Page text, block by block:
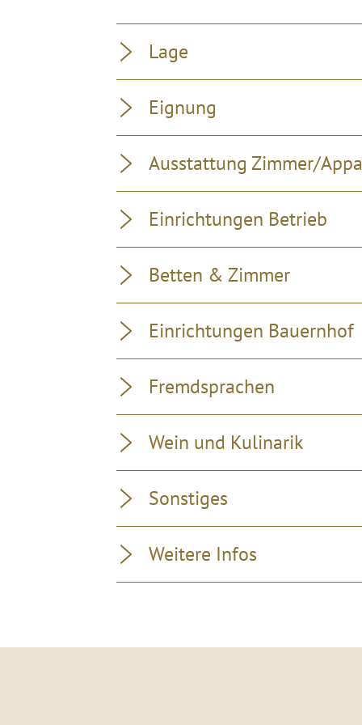
Lage
Eignung
Ausstattung Zimmer/
Einrichtungen Betrieb
Betten & Zimmer
Einrichtungen Bauernhof
Fremdsprachen
Wein und Kulinarik
Sonstiges
Weitere Infos